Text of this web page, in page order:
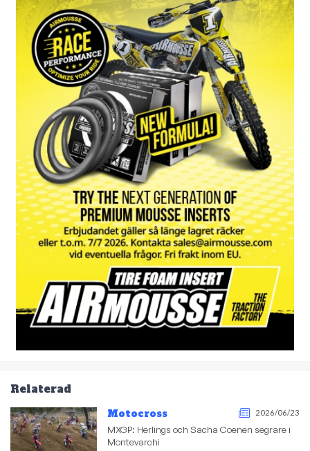
Relaterad
Motocross 2026/06/23
MXGP: Herlings och Sacha Coenen segrare i
Montevarchi